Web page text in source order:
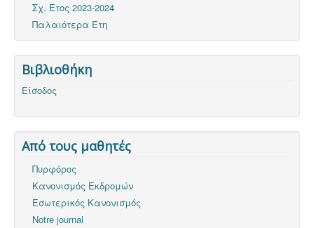
Σχ. Έτος 2023-2024
Παλαιότερα Έτη
Βιβλιοθήκη
Είσοδος
Από τους μαθητές
Πυρφόρος
Κανονισμός Εκδρομών
Εσωτερικός Κανονισμός
Notre journal